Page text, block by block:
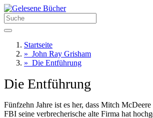
Startseite
» John Ray Grisham
» Die Entführung
Die Entführung
Fünfzehn Jahre ist es her, dass Mitch
FBI seine verbrecherische alte Firma hat